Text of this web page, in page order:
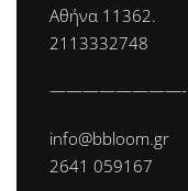
Αθήνα 11362.
2113332748
————————-
info@bbloom.gr
2641 059167